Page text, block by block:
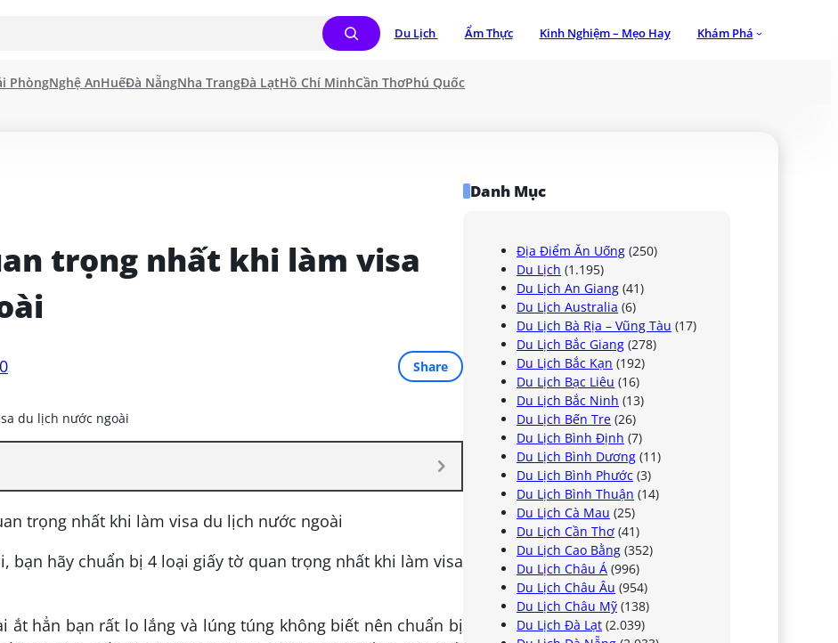
Du Lịch Ẩm Thực Kinh Nghiệm – Mẹo Hay Khám Phá
PhòngNghệ AnHuếĐà NẵngNha TrangĐà LạtHồ Chí MinhCần ThơPhú Quốc
trọng nhất khi làm visa
0 Share
bạn hãy chuẩn bị 4 loại giấy tờ quan trọng nhất khi làm visa
ắt hẳn bạn rất lo lắng và lúng túng không biết nên chuẩn bị
Danh Mục
Địa Điểm Ăn Uống (250)
Du Lịch (1.195)
Du Lịch An Giang (41)
Du Lịch Australia (6)
Du Lịch Bà Rịa – Vũng Tàu (17)
Du Lịch Bắc Giang (278)
Du Lịch Bắc Kạn (192)
Du Lịch Bạc Liêu (16)
Du Lịch Bắc Ninh (13)
Du Lịch Bến Tre (26)
Du Lịch Bình Định (7)
Du Lịch Bình Dương (11)
Du Lịch Bình Phước (3)
Du Lịch Bình Thuận (14)
Du Lịch Cà Mau (25)
Du Lịch Cần Thơ (41)
Du Lịch Cao Bằng (352)
Du Lịch Châu Á (996)
Du Lịch Châu Âu (954)
Du Lịch Châu Mỹ (138)
Du Lịch Đà Lạt (2.039)